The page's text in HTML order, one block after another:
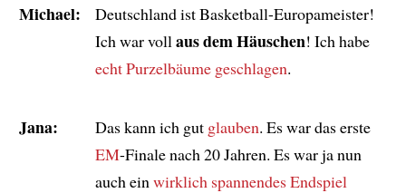
Michael:
Deutschland ist Basketball-Europameister!
Ich war voll aus dem Häuschen! Ich habe
echt Purzelbäume geschlagen.
Jana: Das kann ich gut glauben. Es war das erste
EM-Finale nach 20 Jahren. Es war ja nun
auch ein wirklich spannendes Endspiel